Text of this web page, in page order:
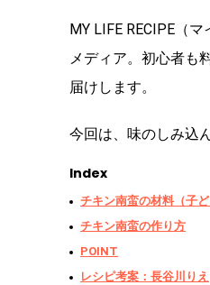
MY LIFE RECIPE（
メディア。初心者も
届けします。
今回は、味のしみ込
Index
チキン南蛮の材料（子ど
チキン南蛮の作り方
POINT
レシピ考案：長谷川りえ